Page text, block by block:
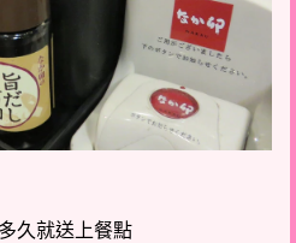
久就送上餐點